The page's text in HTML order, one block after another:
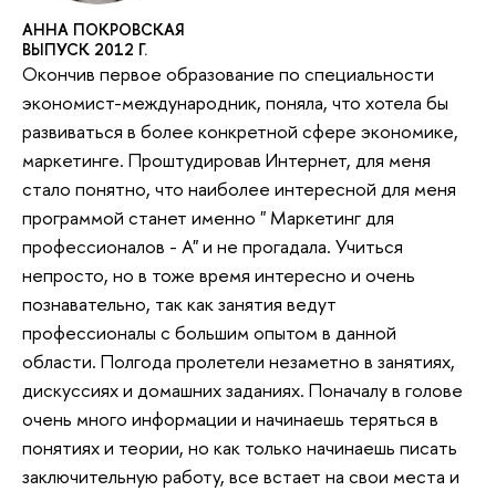
АННА ПОКРОВСКАЯ
ВЫПУСК 2012 Г.
Окончив первое образование по специальности
экономист-международник, поняла, что хотела бы
развиваться в более конкретной сфере экономике,
маркетинге. Проштудировав Интернет, для меня
стало понятно, что наиболее интересной для меня
программой станет именно " Маркетинг для
профессионалов - А" и не прогадала. Учиться
непросто, но в тоже время интересно и очень
познавательно, так как занятия ведут
профессионалы с большим опытом в данной
области. Полгода пролетели незаметно в занятиях,
дискуссиях и домашних заданиях. Поначалу в голове
очень много информации и начинаешь теряться в
понятиях и теории, но как только начинаешь писать
заключительную работу, все встает на свои места и